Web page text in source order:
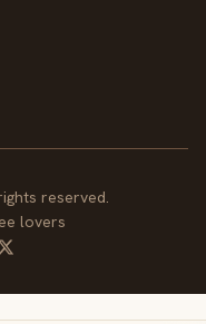
reserved.
lovers